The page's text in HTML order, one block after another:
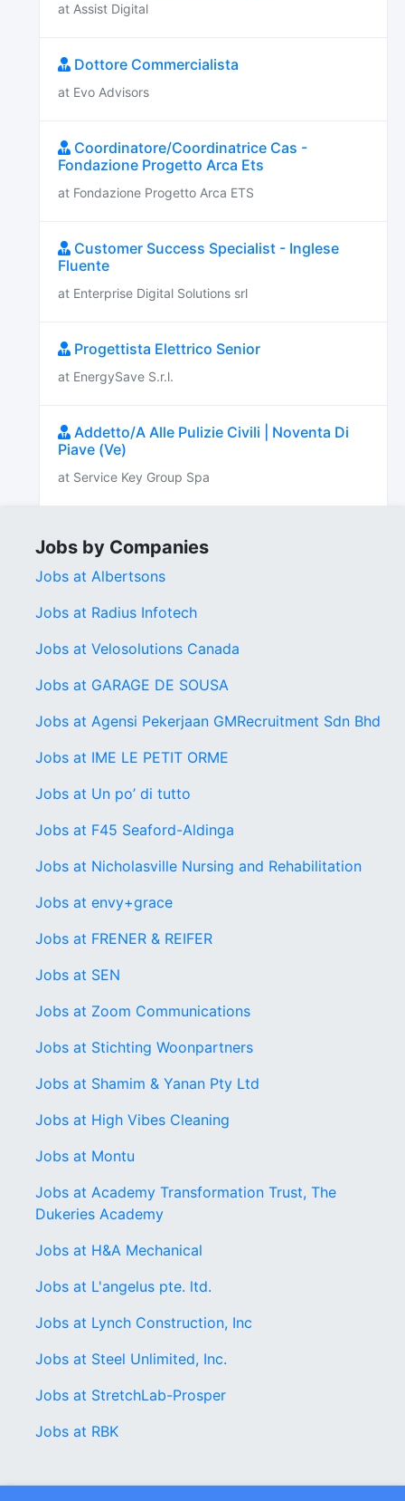
at Assist Digital
Dottore Commercialista
at Evo Advisors
Coordinatore/Coordinatrice Cas -
Fondazione Progetto Arca Ets
at Fondazione Progetto Arca ETS
Customer Success Specialist - Inglese
Fluente
at Enterprise Digital Solutions srl
Progettista Elettrico Senior
at EnergySave S.r.l.
Addetto/A Alle Pulizie Civili | Noventa Di
Piave (Ve)
at Service Key Group Spa
Jobs by Companies
Jobs at Albertsons
Jobs at Radius Infotech
Jobs at Velosolutions Canada
Jobs at GARAGE DE SOUSA
Jobs at Agensi Pekerjaan GMRecruitment Sdn Bhd
Jobs at IME LE PETIT ORME
Jobs at Un po’ di tutto
Jobs at F45 Seaford-Aldinga
Jobs at Nicholasville Nursing and Rehabilitation
Jobs at envy+grace
Jobs at FRENER & REIFER
Jobs at SEN
Jobs at Zoom Communications
Jobs at Stichting Woonpartners
Jobs at Shamim & Yanan Pty Ltd
Jobs at High Vibes Cleaning
Jobs at Montu
Jobs at Academy Transformation Trust, The
Dukeries Academy
Jobs at H&A Mechanical
Jobs at L'angelus pte. ltd.
Jobs at Lynch Construction, Inc
Jobs at Steel Unlimited, Inc.
Jobs at StretchLab-Prosper
Jobs at RBK